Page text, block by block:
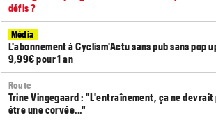
défis ?
Média
L'abonnement à Cyclism'Actu sans pub sans pop
9,99€ pour 1 an
Route
Trine Vingegaard : "L'entraînement, ça ne devrait
être une corvée..."